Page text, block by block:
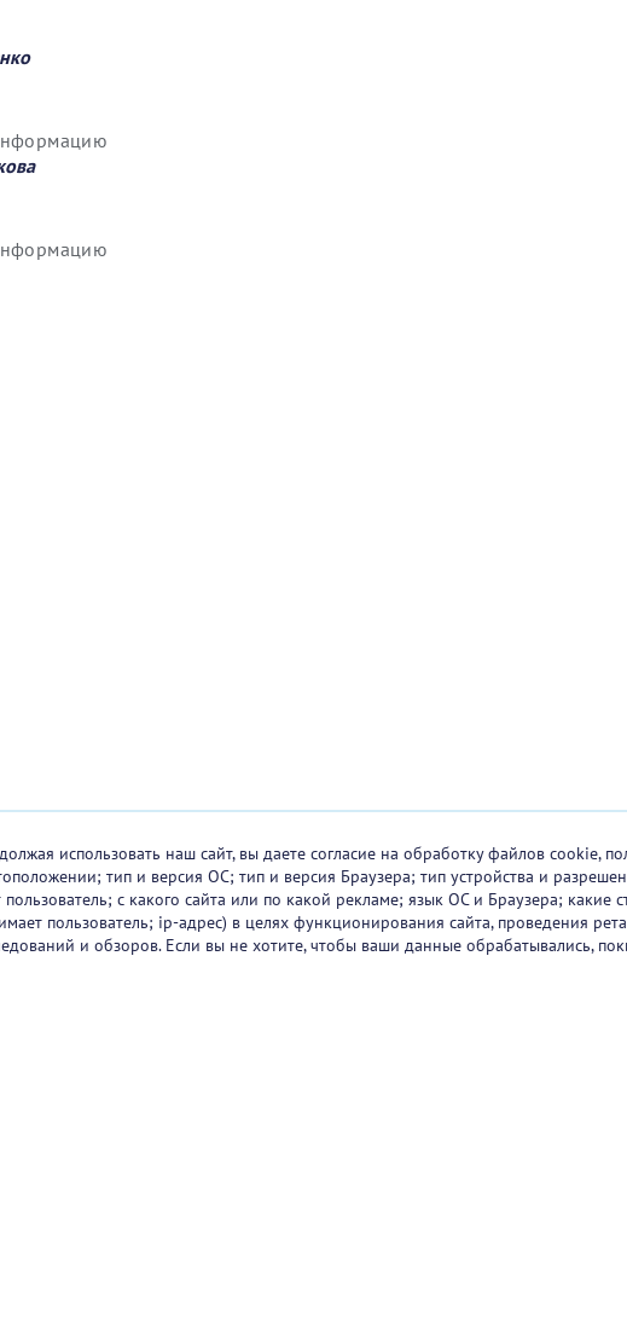
использовать наш сайт, вы даете согласие на обработку файлов cookie,
тип и версия ОС; тип и версия Браузера; тип устройства и
пользователь; с какого сайта или по какой рекламе; язык ОС и Браузера; какие
пользователь; ip-адрес) в целях функционирования сайта, проведения
и обзоров. Если вы не хотите, чтобы ваши данные обрабатывались,